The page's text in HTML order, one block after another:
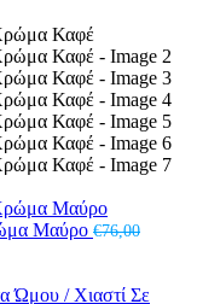
Μαύρο €76,00